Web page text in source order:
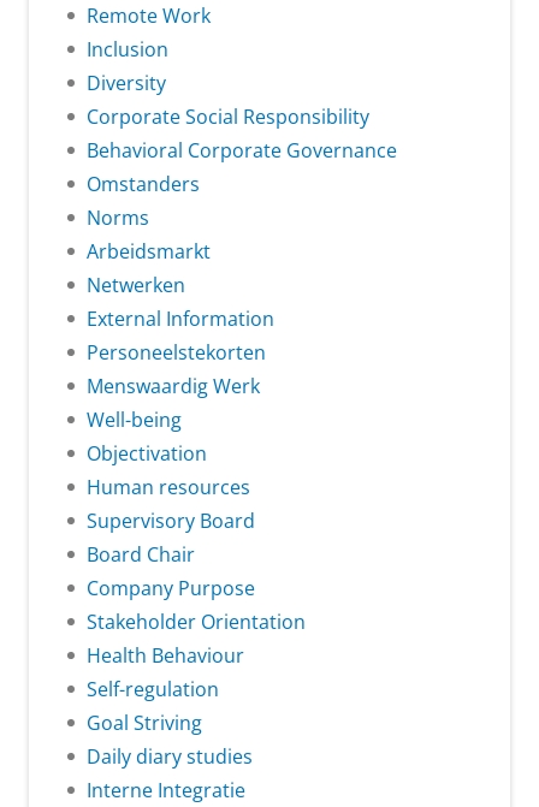
Remote Work
Inclusion
Diversity
Corporate Social Responsibility
Behavioral Corporate Governance
Omstanders
Norms
Arbeidsmarkt
Netwerken
External Information
Personeelstekorten
Menswaardig Werk
Well-being
Objectivation
Human resources
Supervisory Board
Board Chair
Company Purpose
Stakeholder Orientation
Health Behaviour
Self-regulation
Goal Striving
Daily diary studies
Interne Integratie